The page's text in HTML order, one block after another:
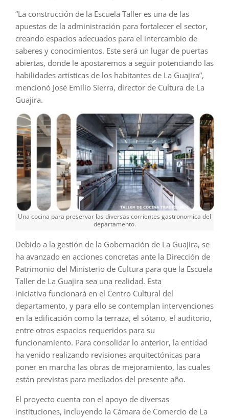
“La construcción de la Escuela Taller es una de las
apuestas de la administración para fortalecer el sector,
creando espacios adecuados para el intercambio de
saberes y conocimientos. Este será un lugar de puertas
abiertas, donde le apostaremos a seguir potenciando las
habilidades artísticas de los habitantes de La Guajira”,
mencionó José Emilio Sierra, director de Cultura de La
Guajira.
Una cocina para preservar las diversas corrientes gastronomica del
departamento.
Debido a la gestión de la Gobernación de La Guajira, se
ha avanzado en acciones concretas ante la Dirección de
Patrimonio del Ministerio de Cultura para que la Escuela
Taller de La Guajira sea una realidad. Esta
iniciativa funcionará en el Centro Cultural del
departamento, y para ello se contemplan intervenciones
en la edificación como la terraza, el sótano, el auditorio,
entre otros espacios requeridos para su
funcionamiento. Para consolidar lo anterior, la entidad
ha venido realizando revisiones arquitectónicas para
poner en marcha las obras de mejoramiento, las cuales
están previstas para mediados del presente año.
El proyecto cuenta con el apoyo de diversas
instituciones, incluyendo la Cámara de Comercio de La